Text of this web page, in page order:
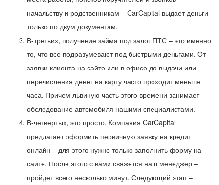
начальству и родственникам – CarCapital выдает деньги
только по двум документам.
В-третьих, получение займа под залог ПТС – это именно
то, что все подразумевают под быстрыми деньгами. От
заявки клиента на сайте или в офисе до выдачи или
перечисления денег на карту часто проходит меньше
часа. Причем львиную часть этого времени занимает
обследование автомобиля нашими специалистами.
В-четвертых, это просто. Компания CarCapital
предлагает оформить первичную заявку на кредит
онлайн – для этого нужно только заполнить форму на
сайте. После этого с вами свяжется наш менеджер –
пройдет всего несколько минут. Следующий этап –